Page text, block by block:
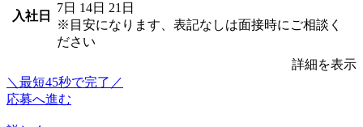
入社日
7日 14日 21日
※目安になります、表記なしは面接時にご相談く
ださい
詳細を表示
＼最短45秒で完了／
応募へ進む